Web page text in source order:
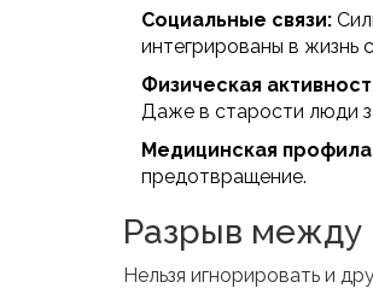
Социальные связи:
интегрированы в жизнь
Физическая
Даже в старости люди
Медицинская
предотвращение.
Разрыв между
Нельзя игнорировать и